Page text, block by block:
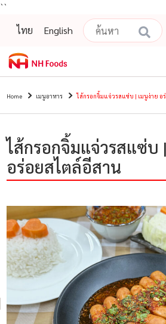
``
ไทย
English
Home เมนูอาหาร ไส้กรอกจิ้มแจ่วรสแซ่บ | เมนูง่าย อ
ไส้กรอกจิ้มแจ่วรสแซ่บ
อร่อยสไตล์อีสาน